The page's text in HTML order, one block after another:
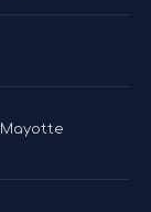
Mayotte